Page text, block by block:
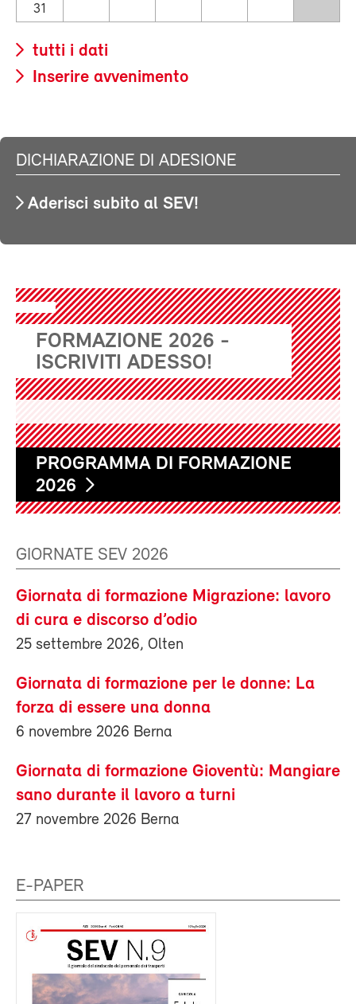
31
tutti i dati
Inserire avvenimento
DICHIARAZIONE DI ADESIONE
Aderisci subito al SEV!
FORMAZIONE 2026 -
ISCRIVITI ADESSO!
PROGRAMMA DI FORMAZIONE
2026
GIORNATE SEV 2026
Giornata di formazione Migrazione: lavoro
di cura e discorso d’odio
25 settembre 2026, Olten
Giornata di formazione per le donne: La
forza di essere una donna
6 novembre 2026 Berna
Giornata di formazione Gioventù: Mangiare
sano durante il lavoro a turni
27 novembre 2026 Berna
E-PAPER